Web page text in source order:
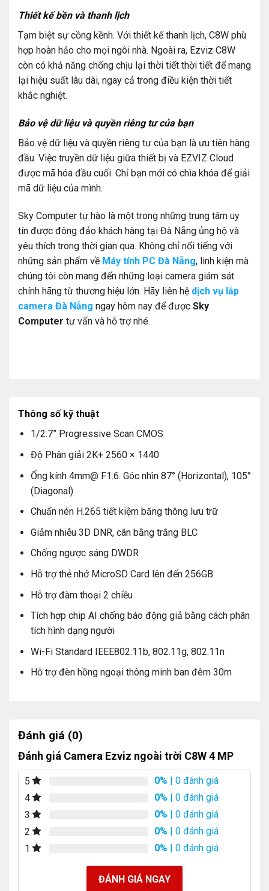
Thiết kế bền và thanh lịch
Tạm biệt sự cồng kềnh. Với thiết kế thanh lịch, C8W phù
hợp hoàn hảo cho mọi ngôi nhà. Ngoài ra, Ezviz C8W
còn có khả năng chống chịu lại thời tiết thời tiết để mang
lại hiệu suất lâu dài, ngay cả trong điều kiện thời tiết
khắc nghiệt.
Bảo vệ dữ liệu và quyền riêng tư của bạn
Bảo vệ dữ liệu và quyền riêng tư của bạn là ưu tiên hàng
đầu. Việc truyền dữ liệu giữa thiết bị và EZVIZ Cloud
được mã hóa đầu cuối. Chỉ bạn mới có chìa khóa để giải
mã dữ liệu của mình.
Sky Computer tự hào là một trong những trung tâm uy
tín được đông đảo khách hàng tại Đà Nẵng ủng hộ và
yêu thích trong thời gian qua. Không chỉ nổi tiếng với
những sản phẩm về Máy tính PC Đà Nẵng, linh kiện mà
chúng tôi còn mang đến những loại camera giám sát
chính hãng từ thương hiệu lớn. Hãy liên hệ dịch vụ lắp
camera Đà Nẵng ngay hôm nay để được Sky
Computer tư vấn và hỗ trợ nhé.
Thông số kỹ thuật
1/2.7” Progressive Scan CMOS
Độ Phân giải 2K+ 2560 × 1440
Ống kính 4mm@ F1.6. Góc nhìn 87° (Horizontal), 105°
(Diagonal)
Chuẩn nén H.265 tiết kiệm băng thông lưu trữ
Giảm nhiễu 3D DNR, cân bằng trắng BLC
Chống ngược sáng DWDR
Hỗ trợ thẻ nhớ MicroSD Card lên đến 256GB
Hỗ trợ đàm thoại 2 chiều
Tích hợp chip AI chống báo động giả bằng cách phân
tích hình dạng người
Wi-Fi Standard IEEE802.11b, 802.11g, 802.11n
Hỗ trợ đèn hồng ngoại thông minh ban đêm 30m
Đánh giá (0)
Đánh giá Camera Ezviz ngoài trời C8W 4 MP
5 0% | 0 đánh giá
4
0% | 0 đánh giá
3
0% | 0 đánh giá
2
0% | 0 đánh giá
1
0% | 0 đánh giá
ĐÁNH GIÁ NGAY